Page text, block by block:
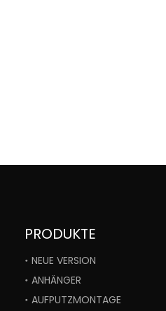
PRODUKTE
NEUE VERSION
ANHÄNGER
AUFPUTZMONTAGE